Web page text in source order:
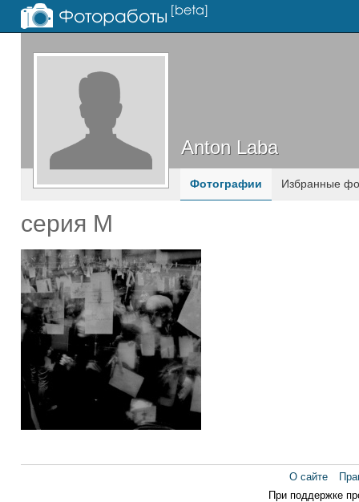
Anton Laba
Anton Laba
Фотографии Избранные
серия М
О сайте
При поддержке